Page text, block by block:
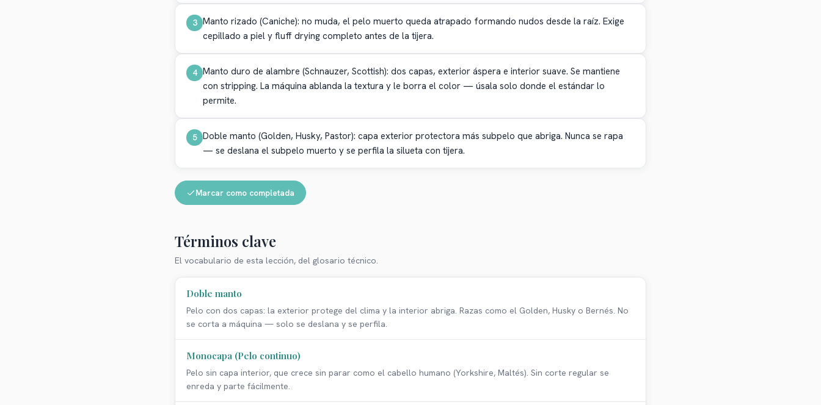
3 Manto rizado (Caniche): no muda, el pelo muerto queda atrapado formando nudos desde la raíz. Exige
cepillado a piel y fluff drying completo antes de la tijera.
4 Manto duro de alambre (Schnauzer, Scottish): dos capas, exterior áspera e interior suave. Se mantiene
con stripping. La máquina ablanda la textura y le borra el color — úsala solo donde el estándar lo
permite.
5 Doble manto (Golden, Husky, Pastor): capa exterior protectora más subpelo que abriga. Nunca se rapa
— se deslana el subpelo muerto y se perfila la silueta con tijera.
Marcar como completada
Términos clave
El vocabulario de esta lección, del glosario técnico.
Doble manto
Pelo con dos capas: la exterior protege del clima y la interior abriga. Razas como el Golden, Husky o Bernés. No
se corta a máquina — solo se deslana y se perfila.
Monocapa (Pelo continuo)
Pelo sin capa interior, que crece sin parar como el cabello humano (Yorkshire, Maltés). Sin corte regular se
enreda y parte fácilmente.